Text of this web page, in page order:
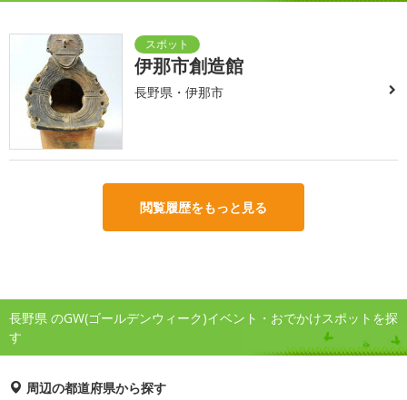
伊那市創造館
長野県・伊那市
閲覧履歴をもっと見る
長野県 のGW(ゴールデンウィーク)イベント・おでかけスポットを探
す
周辺の都道府県から探す